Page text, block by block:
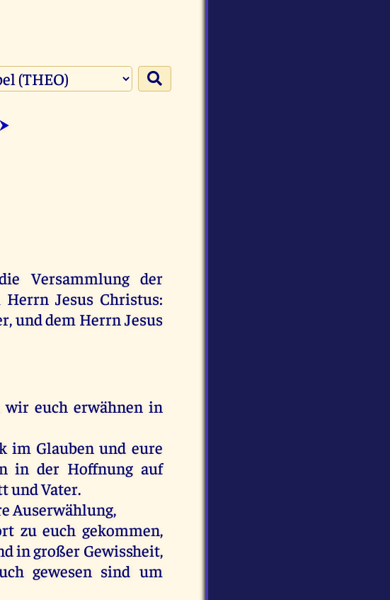
⮞
Versammlung der
Herrn Jesus Christus:
,unddem Herrn Jesus
wir euch erwähnen in
im Glauben und eure
in der Hoffnung auf
undVater.
Auserwählung,
zu euch gekommen,
ingroßer Gewissheit,
gewesen sind um